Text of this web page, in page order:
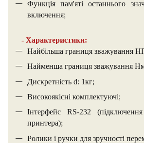
Функція пам'яті останнього
включення;
- Характеристики:
Найбільша границя зважування
Найменша границя зважування
Дискретність d: 1кг;
Високоякісні комплектуючі;
Інтерфейс RS-232
принтера);
Ролики і ручки для зручності